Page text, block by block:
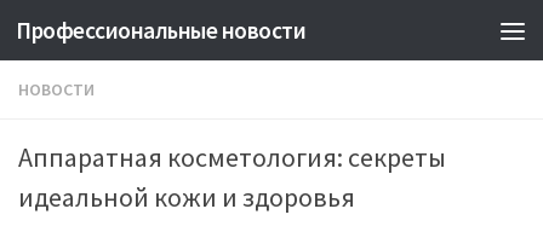
Профессиональные новости
НОВОСТИ
Аппаратная косметология: секреты
идеальной кожи и здоровья